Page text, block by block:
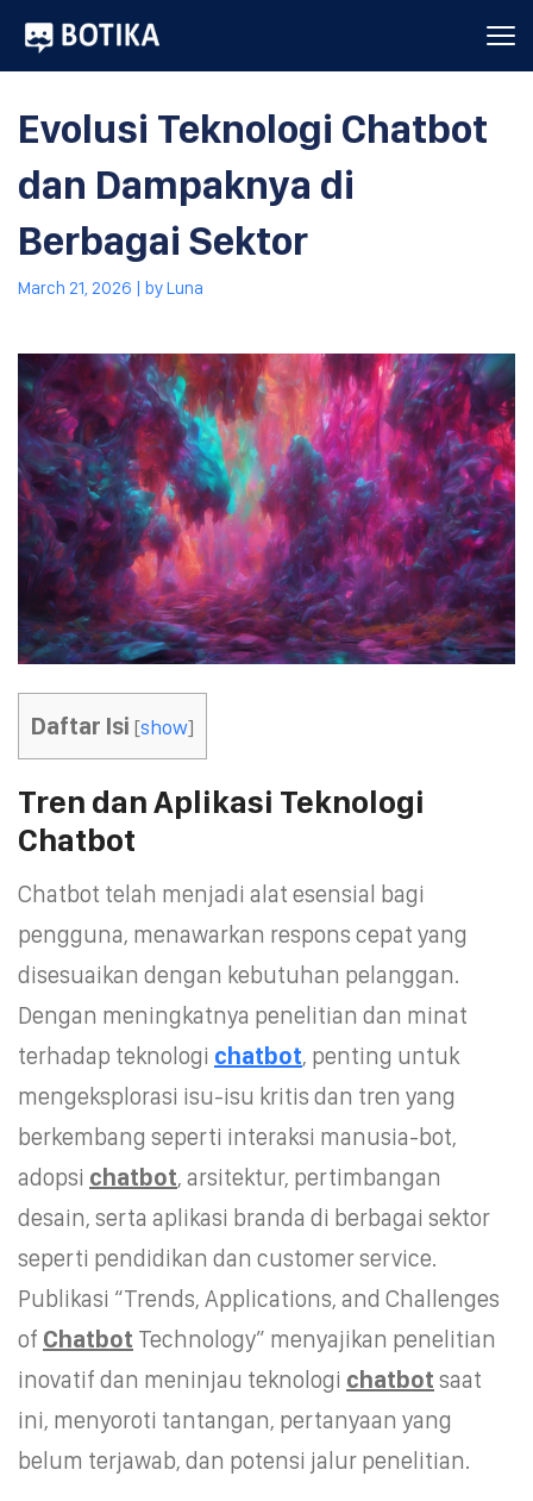
Evolusi Teknologi Chatbot
dan Dampaknya di
Berbagai Sektor
March 21, 2026 | byLuna
Daftar Isi [show]
Tren dan Aplikasi Teknologi
Chatbot
Chatbot telah menjadi alat esensial bagi
pengguna, menawarkan respons cepat yang
disesuaikan dengan kebutuhan pelanggan.
Dengan meningkatnya penelitian dan minat
terhadap teknologi chatbot, penting untuk
mengeksplorasi isu-isu kritis dan tren yang
berkembang seperti interaksi manusia-bot,
adopsi chatbot, arsitektur, pertimbangan
desain, serta aplikasi branda di berbagai sektor
seperti pendidikan dan customer service.
Publikasi “Trends, Applications, and Challenges
of Chatbot Technology” menyajikan penelitian
inovatif dan meninjau teknologi chatbot saat
ini, menyoroti tantangan, pertanyaan yang
belum terjawab, dan potensi jalur penelitian.